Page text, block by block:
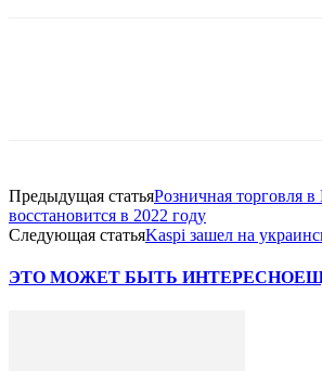
Предыдущая статьяРозничная торговля в
восстановится в 2022 году
Следующая статьяKaspi зашел на
ЭТО МОЖЕТ БЫТЬ ИНТЕРЕСНО